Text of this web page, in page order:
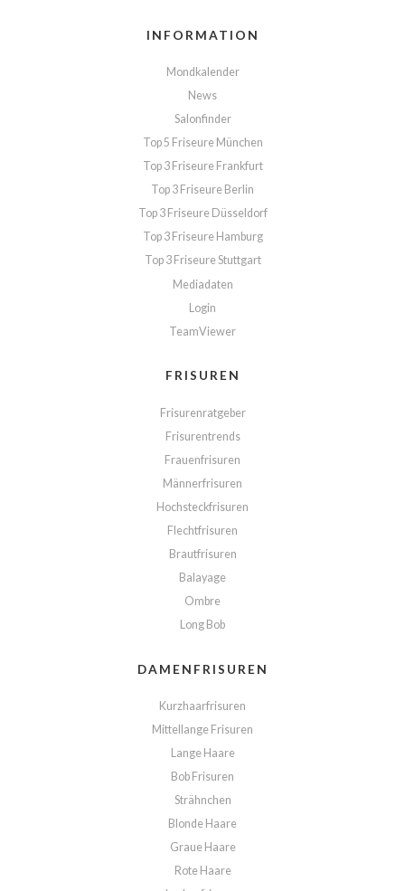
INFORMATION
Mondkalender
News
Salonfinder
Top 5 Friseure München
Top 3 Friseure Frankfurt
Top 3 Friseure Berlin
Top 3 Friseure Düsseldorf
Top 3 Friseure Hamburg
Top 3 Friseure Stuttgart
Mediadaten
Login
TeamViewer
FRISUREN
Frisurenratgeber
Frisurentrends
Frauenfrisuren
Männerfrisuren
Hochsteckfrisuren
Flechtfrisuren
Brautfrisuren
Balayage
Ombre
Long Bob
DAMENFRISUREN
Kurzhaarfrisuren
Mittellange Frisuren
Lange Haare
Bob Frisuren
Strähnchen
Blonde Haare
Graue Haare
Rote Haare